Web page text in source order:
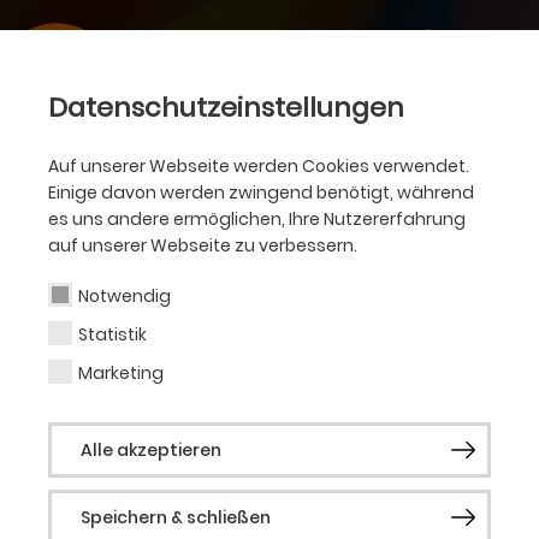
Datenschutzeinstellungen
Auf unserer Webseite werden Cookies verwendet.
Einige davon werden zwingend benötigt, während
es uns andere ermöglichen, Ihre Nutzererfahrung
auf unserer Webseite zu verbessern.
Notwendig
Statistik
Marketing
Alle akzeptieren
Speichern & schließen